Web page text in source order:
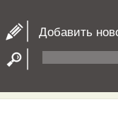
Добавить